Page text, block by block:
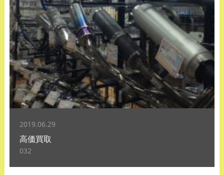
2019.06.29
高価買取
032